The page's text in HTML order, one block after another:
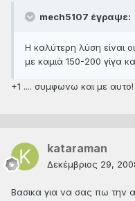
mech5107 έγραψε:
Η καλύτερη λύση είναι
με καμιά 150-200 γίγα
+1 .... συμφωνω και με αυτο!
kataraman
Δεκέμβριος 29,
Βασικα για να σας πω την